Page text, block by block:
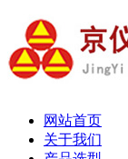
网站首页
关于我们